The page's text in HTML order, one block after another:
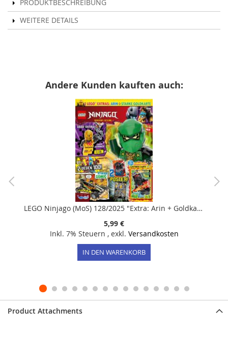
PRODUKTBESCHREIBUNG
WEITERE DETAILS
Andere Kunden kauften auch:
LEGO Ninjago (MoS) 128/2025 "Extra: Arin + Goldkarte"
5,99 €
Inkl. 7% Steuern , exkl. Versandkosten
IN DEN WARENKORB
Product Attachments